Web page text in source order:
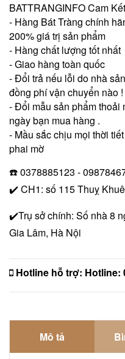
BATTRANGINFO Cam
- Hàng Bát Tràng chính
200% giá trị sản phẩm
- Hàng chất lượng tốt nhất
- Giao hàng toàn quốc
- Đổi trả nếu lỗi do nhà
đồng phí vận chuyển nào !
- Đổi mẫu sản phẩm thoải
ngày bạn mua hàng .
- Mầu sắc chịu mọi thời
phai mờ
☎️ 0378885123 -
✔️ CH1: số 115 Thuỵ
✔️Trụ sở chính: Số nhà 8
Gia Lâm, Hà Nội
Hotline hỗ trợ: Hotline:
Mô tả